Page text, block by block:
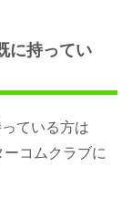
に持ってい
ている方は
コムクラブに